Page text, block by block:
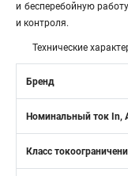
и бесперебойную
и контроля.
Технические
Бренд
Номинальный ток In,
Класс